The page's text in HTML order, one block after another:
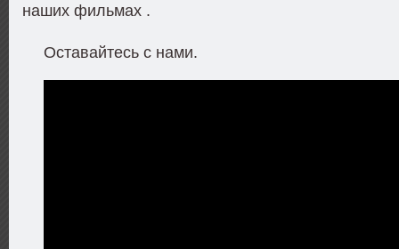
наших фильмах .
Оставайтесь с нами.